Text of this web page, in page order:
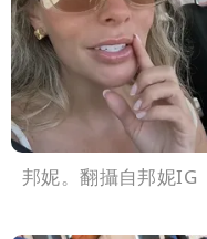
邦妮。翻攝自邦妮IG